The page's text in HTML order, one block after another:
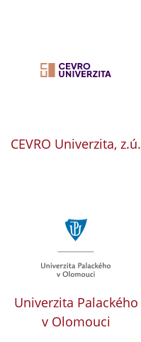
CEVRO Univerzita, z.ú.
Univerzita Palackého
v Olomouci